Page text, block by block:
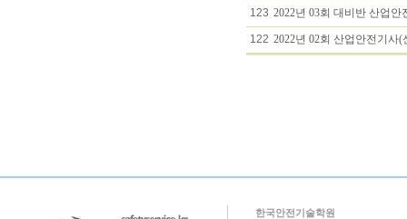
123 2022년 03회 대비반 산업
122 2022년 02회 산업안전기사
한국안전기술학원